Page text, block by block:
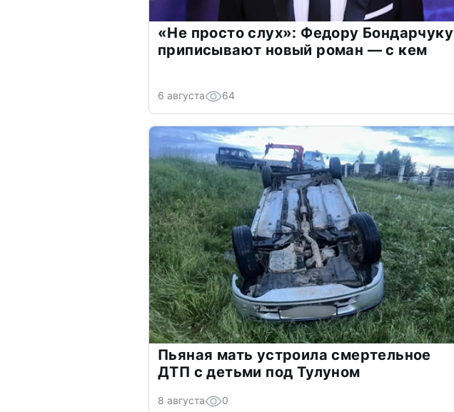
«Не просто слух»: Федору Бондарчуку
приписывают новый роман — с кем
6 августа 64
Пьяная мать устроила смертельное
ДТП с детьми под Тулуном
8 августа 0